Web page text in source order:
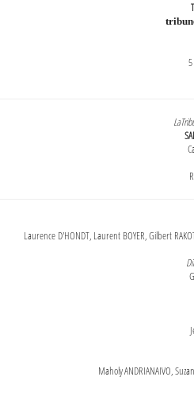
Laurence D'HONDT, Laurent BOYER, Gilbert
Maholy ANDRIANAIVO,